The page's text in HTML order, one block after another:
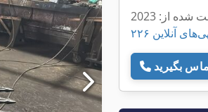
شده از: 2023
آنلاین